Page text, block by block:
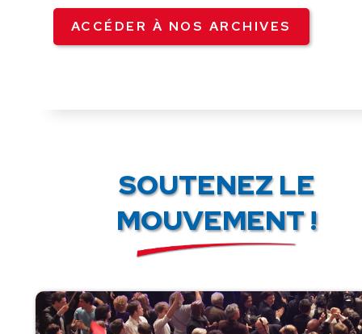
ACCÉDER À NOS ARCHIVES
SOUTENEZ LE
MOUVEMENT !